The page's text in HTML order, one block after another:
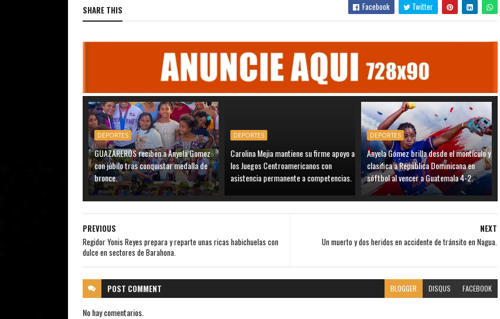
SHARE THIS Facebook Twitter
DEPORTES
GUAZAREROS reciben a Anyela Gomez
con júbilo tras conquistar medalla de
bronce.
DEPORTES
Carolina Mejia mantiene su firme apoyo a
los Juegos Centroamericanos con
asistencia permanente a competencias.
DEPORTES
Anyela Gómez brilla desde el montículo y
clasifica a República Dominicana en
sóftbol al vencer a Guatemala 4-2.
NEXT
Un muerto y dos heridos en accidente de tránsito en Nagua.
PREVIOUS
Regidor Yonis Reyes prepara y reparte unas ricas habichuelas con
dulce en sectores de Barahona.
POST COMMENT BLOGGER DISQUS FACEBOOK
No hay comentarios.